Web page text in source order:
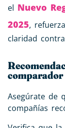
el Nuevo
2025,
claridad
Asegúrate de
compañías